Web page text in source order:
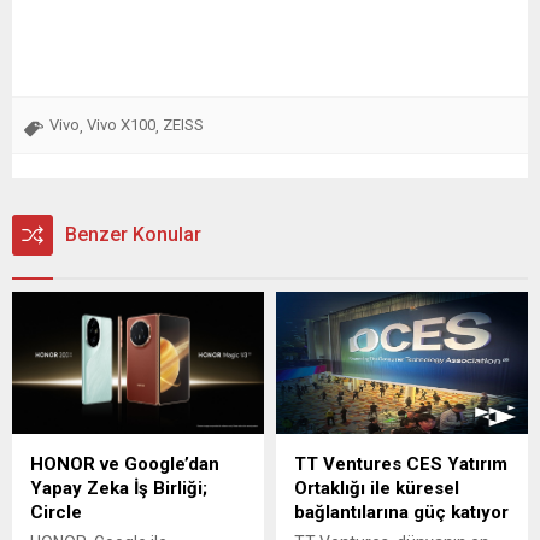
Vivo, Vivo X100, ZEISS
Benzer Konular
HONOR ve Google’dan
Yapay Zeka İş Birliği;
Circle
TT Ventures CES Yatırım
Ortaklığı ile küresel
bağlantılarına güç katıyor